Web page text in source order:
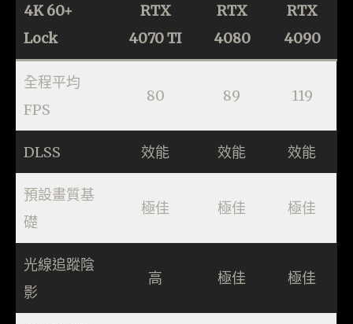
4K 60+
Lock
RTX
4070 TI
RTX
4080
RTX
4090
全程平均
FPS
80 89 119
DLSS 效能 效能 效能
預設畫質基
礎
極佳 極佳 極佳
光線追蹤陰
影
高 極佳 極佳